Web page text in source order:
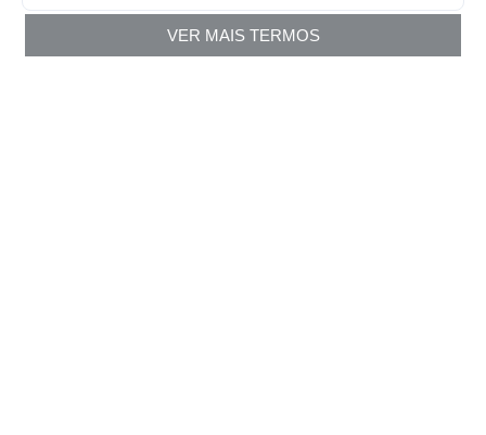
VER MAIS TERMOS